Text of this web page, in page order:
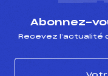
Abonnez-
Recevez l’actualité